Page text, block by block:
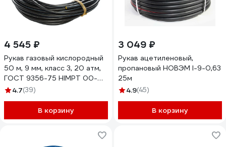
4 545 ₽
Рукав газовый кислородный
50 м, 9 мм, класс 3, 20 атм,
ГОСТ 9356-75 HIMPT 00-
00011892
4.7(39)
В корзину
3 049 ₽
Рукав ацетиленовый,
пропановый НОВЭМ I-9-0,63
25м
4.9(45)
В корзину